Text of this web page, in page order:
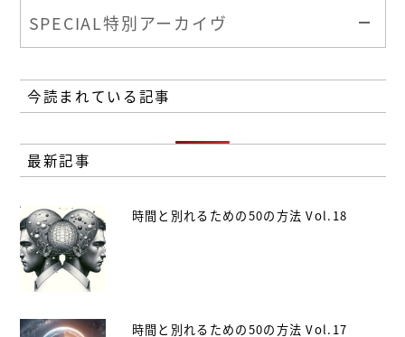
SPECIAL特別アーカイヴ
今読まれている記事
最新記事
時間と別れるための50の方法 Vol.18
時間と別れるための50の方法 Vol.17